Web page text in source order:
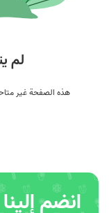
لم
هذه الصفحة غير
انضم